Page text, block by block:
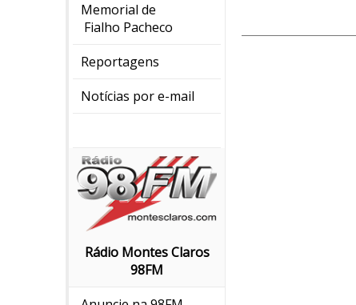
Memorial de
Fialho Pacheco
Reportagens
Notícias por e-mail
Rádio Montes Claros
98FM